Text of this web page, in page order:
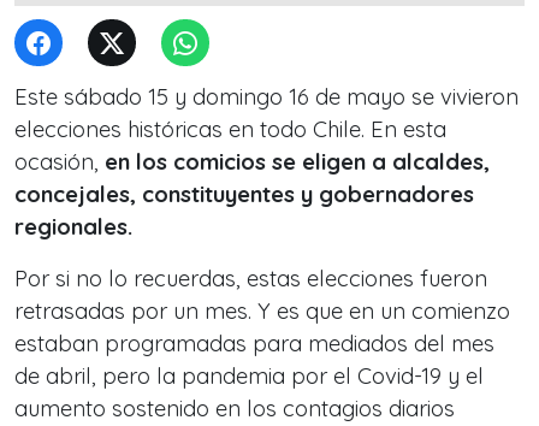
Este sábado 15 y domingo 16 de mayo se vivieron
elecciones históricas en todo Chile. En esta
ocasión, en los comicios se eligen a alcaldes,
concejales, constituyentes y gobernadores
regionales.
Por si no lo recuerdas, estas elecciones fueron
retrasadas por un mes. Y es que en un comienzo
estaban programadas para mediados del mes
de abril, pero la pandemia por el Covid-19 y el
aumento sostenido en los contagios diarios